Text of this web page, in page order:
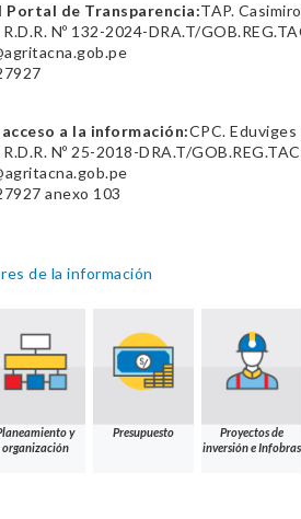
Portal de Transparencia:TAP.
R.D.R. Nº 132-2024-DRA.T/
a la información:CPC.
R.D.R. Nº 25-2018-DRA.T/
anexo 103
de la información
y
organización
Presupuesto
Proyectos de
inversión e Infobras